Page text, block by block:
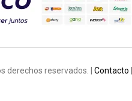
derechos reservados. | Contacto